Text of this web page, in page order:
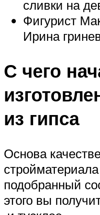
сливки на
Фигурист
Ирина
С чего
из гипса
Основа
подобранный
этого вы